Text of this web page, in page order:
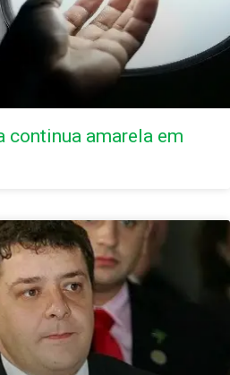
continua amarela em